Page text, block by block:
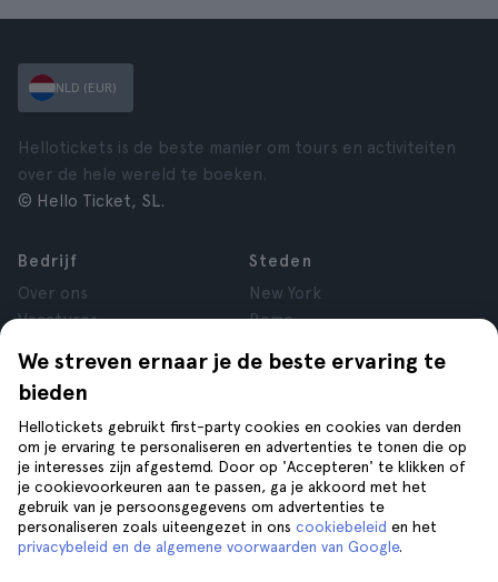
We streven ernaar je de beste ervaring te
bieden
Hellotickets gebruikt first-party cookies en cookies van derden
om je ervaring te personaliseren en advertenties te tonen die op
je interesses zijn afgestemd. Door op 'Accepteren' te klikken of
je cookievoorkeuren aan te passen, ga je akkoord met het
gebruik van je persoonsgegevens om advertenties te
personaliseren zoals uiteengezet in ons cookiebeleid en het
privacybeleid en de algemene voorwaarden van Google.
NLD (EUR)
Hellotickets is de beste manier om tours en activiteiten
over de hele wereld te boeken.
© Hello Ticket, SL.
Bedrijf
Over ons
Vacatures
Reviews
Privacy
Voorwaarden
Juridische kennisgeving
Cookies
Steden
New York
Rome
Londen
Krakau
Tenerife
Help
Volg ons op